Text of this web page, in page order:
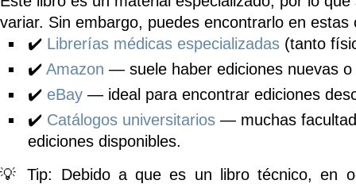
variar. Sin embargo, puedes encontrarlo en estas
✔️ Librerías médicas especializadas (tanto
✔️ Amazon — suele haber ediciones nuevas o
✔️ eBay — ideal para encontrar ediciones
✔️ Catálogos universitarios — muchas
ediciones disponibles.
💡Tip:
Debido a que es un libro técnico, en